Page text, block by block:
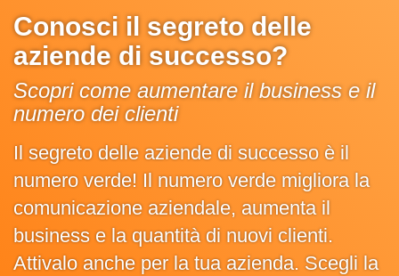
Conosci il segreto delle
aziende di successo?
Scopri come aumentare il business e il
numero dei clienti
Il segreto delle aziende di successo è il
numero verde! Il numero verde migliora la
comunicazione aziendale, aumenta il
business e la quantità di nuovi clienti.
Attivalo anche per la tua azienda. Scegli la